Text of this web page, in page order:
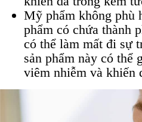
Mỹ phẩm không phù
phẩm có chứa thành
có thể làm mất đi sự
sản phẩm này có thể
viêm nhiễm và khiến